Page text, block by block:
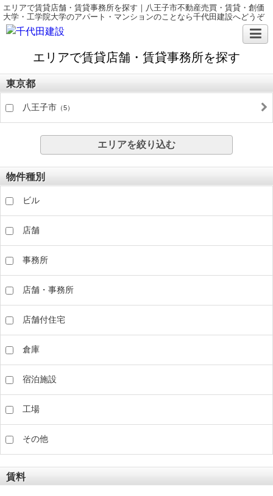
エリアで賃貸店舗・賃貸事務所を探す｜八王子市不動産売買・賃貸・創価
大学・工学院大学のアパート・マンションのことなら千代田建設へどうぞ
エリアで賃貸店舗・賃貸事務所を探す
東京都
八王子市 （5）
エリアを絞り込む
物件種別
ビル
店舗
事務所
店舗・事務所
店舗付住宅
倉庫
宿泊施設
工場
その他
賃料